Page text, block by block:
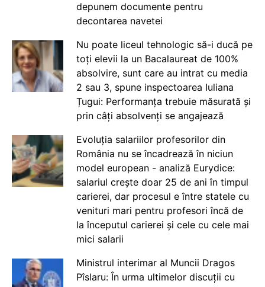
depunem documente pentru
decontarea navetei
Nu poate liceul tehnologic să-i ducă pe
toți elevii la un Bacalaureat de 100%
absolvire, sunt care au intrat cu media
2 sau 3, spune inspectoarea Iuliana
Țugui: Performanța trebuie măsurată și
prin câți absolvenți se angajează
Evoluția salariilor profesorilor din
România nu se încadrează în niciun
model european - analiză Eurydice:
salariul crește doar 25 de ani în timpul
carierei, dar procesul e între statele cu
venituri mari pentru profesori încă de
la începutul carierei și cele cu cele mai
mici salarii
Ministrul interimar al Muncii Dragos
Pîslaru: În urma ultimelor discuții cu